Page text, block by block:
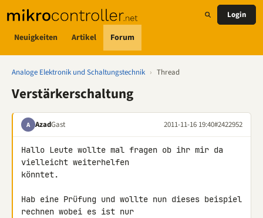
Neuigkeiten Artikel Forum
Login
Analoge Elektronik und Schaltungstechnik › Thread
Verstärkerschaltung
A AzadGast 2011-11-16 19:40#2422952
Hallo Leute wollte mal fragen ob ihr mir da
vielleicht weiterhelfen
könntet.
Hab eine Prüfung und wollte nun dieses beispiel
rechnen wobei es ist nur